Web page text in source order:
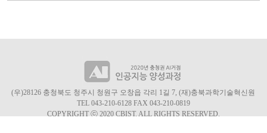
(우)28126 충청북도 청주시 청원구 오창읍 각리 1길 7, (재)충북과학기술혁신원
TEL 043-210-6128 FAX 043-210-0819
COPYRIGHT ⓒ 2020 CBIST. ALL RIGHTS RESERVED.